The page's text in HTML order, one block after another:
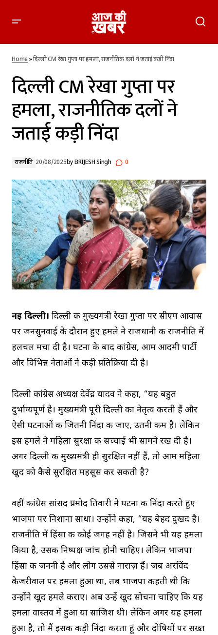
दिल्ली CM रेखा गुप्ता पर हमला, राजनीतिक दलों ने जताई कड़ी निंदा
Home»दिल्ली CM रेखा गुप्ता पर हमला, राजनीतिक दलों ने जताई कड़ी निंदा
दिल्ली CM रेखा गुप्ता पर
हमला, राजनीतिक दलों ने
जताई कड़ी निंदा
राजनीति 20/08/2025byBRIJESH Singh 0
नई दिल्ली। दिल्ली की मुख्यमंत्री रेखा गुप्ता पर सीएम आवास
पर जनसुनवाई के दौरान हुए हमले ने राजधानी की राजनीति में
हलचल मचा दी है। घटना के बाद कांग्रेस, आम आदमी पार्टी
और विभिन्न नेताओं ने कड़ी प्रतिक्रिया दी है।
दिल्ली कांग्रेस अध्यक्ष देवेंद्र यादव ने कहा, “यह बहुत
दुर्भाग्यपूर्ण है। मुख्यमंत्री पूरी दिल्ली का नेतृत्व करती हैं और
ऐसी घटनाओं की जितनी निंदा की जाए, उतनी कम है। लेकिन
इस हमले ने महिला सुरक्षा की सच्चाई भी सामने रख दी है।
अगर दिल्ली की मुख्यमंत्री ही सुरक्षित नहीं हैं, तो आम महिला
खुद को कैसे सुरक्षित महसूस कर सकती है?
वहीं कांग्रेस सांसद प्रमोद तिवारी ने घटना की निंदा करते हुए
भाजपा पर निशाना साधा। उन्होंने कहा, “यह बेहद दुखद है।
राजनीति में हिंसा की कोई जगह नहीं है। जिसने भी यह हमला
किया है, उसकी निष्पक्ष जांच होनी चाहिए। लेकिन भाजपा
हिंसा की जननी है और लोग उससे नाराज़ हैं। जब अरविंद
केजरीवाल पर हमला हुआ था, तब भाजपा कहती थी कि
उन्होंने खुद हमले कराए। अब उन्हें खुद सोचना चाहिए कि यह
हमला वास्तव में हुआ या साजिश थी। लेकिन अगर यह हमला
हुआ है, तो मैं इसकी कड़ी निंदा करता हूं और दोषियों पर सख्त